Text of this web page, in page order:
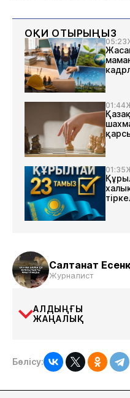
ОҚИ ОТЫРЫҢЫЗ
05:23
01:44
01:35
Салтанат
Журналист
АЛДЫҢҒЫ
ЖАҢАЛЫҚ
Бөлісу: